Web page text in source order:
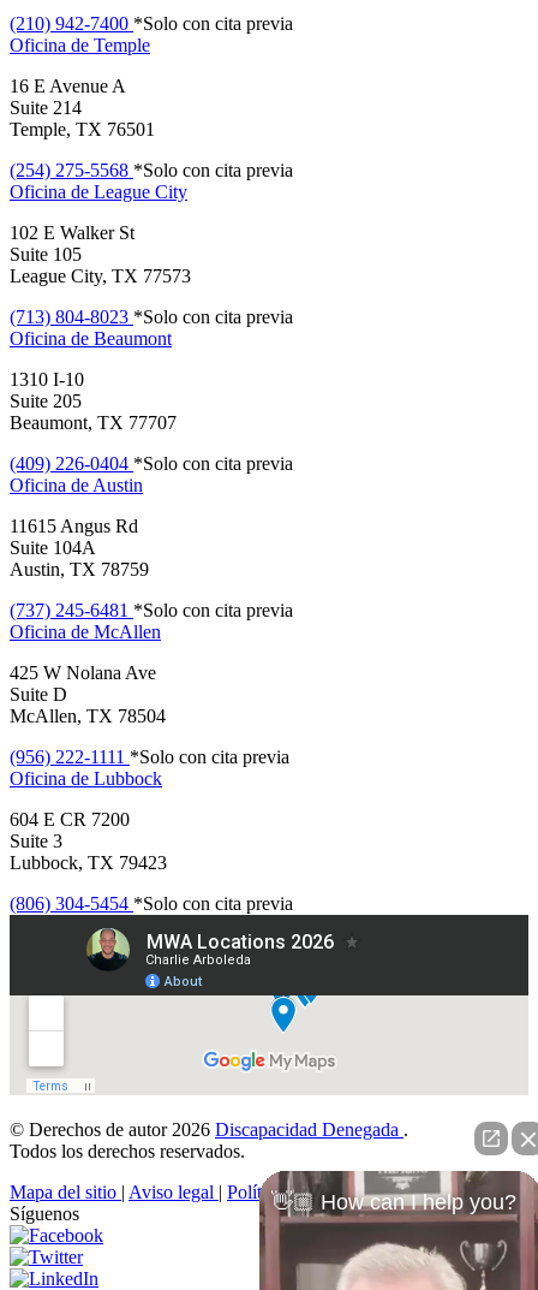
(210) 942-7400 *Solo con cita previa
Oficina de Temple
16 E Avenue A
Suite 214
Temple, TX 76501
(254) 275-5568 *Solo con cita previa
Oficina de League City
102 E Walker St
Suite 105
League City, TX 77573
(713) 804-8023 *Solo con cita previa
Oficina de Beaumont
1310 I-10
Suite 205
Beaumont, TX 77707
(409) 226-0404 *Solo con cita previa
Oficina de Austin
11615 Angus Rd
Suite 104A
Austin, TX 78759
(737) 245-6481 *Solo con cita previa
Oficina de McAllen
425 W Nolana Ave
Suite D
McAllen, TX 78504
(956) 222-1111 *Solo con cita previa
Oficina de Lubbock
604 E CR 7200
Suite 3
Lubbock, TX 79423
(806) 304-5454 *Solo con cita previa
© Derechos de autor 2026 Discapacidad Denegada .
Todos los derechos reservados.
Mapa del sitio | Aviso legal | Política de privacidad
Síguenos
👋🏼 How can I help you?